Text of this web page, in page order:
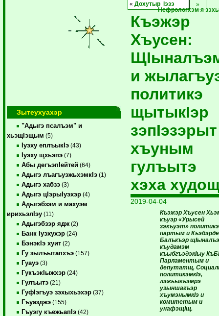
Зытеухуахэр
"Адыгэ псалъэм" и
хьэщIэщым (5)
Iуэху еплъыкIэ (43)
Iуэху щхьэпэ (7)
Абы дегъэпIейтей (64)
Адыгэ лъагъуэжьхэмкIэ (1)
Адыгэ хабзэ (3)
Адыгэ цIэрыIуэхэр (4)
Адыгэбзэм и махуэм
ирихьэлIэу (11)
Адыгэбзэр ядж (2)
Банк Iуэхухэр (24)
БэнэкIэ хуит (2)
Гу зылъытапхъэ (157)
Гуауэ (3)
ГукъэкIыжхэр (24)
Гулъытэ (21)
ГуфIэгъуэ зэхыхьэхэр (37)
Гъуазджэ (155)
Гъуэгу къежьапIэ (42)
«Дохутыр Iэзэ
Нефрологхэм я
Къэжэр
Хъусен:
и
политикэ
щытыкIэр
зэпIэзэрыт
хъуным
гулъытэ
хэха
2019-04-04
Къэжэр Хъусен
къуэр «Урысей
зэкъуэт» политикэ
партым и
Балъкъэр
къудамэм
къыбгъэдэкIыу
Парламентым и
депутатщ,
политикэмкIэ,
лэжьыгъэмрэ
узыншагъэр
хъумэнымкIэ и
комитетым и
унафэщIщ.